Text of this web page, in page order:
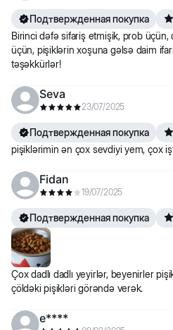
Подтвержденная покупка
Birinci dəfə sifariş etmişik, prob üçün,
üçün, pişiklərin xoşuna gəlsə daim
təşəkkürlər!
Seva
23/07/2025
Подтвержденная покупка
pişiklərimin ən çox sevdiyi yem, çox
Fidan
19/07/2025
Подтвержденная покупка
Çox dadlı dadlı yeyirlər, beyenirler
çöldəki pişikləri görəndə verək.
e****